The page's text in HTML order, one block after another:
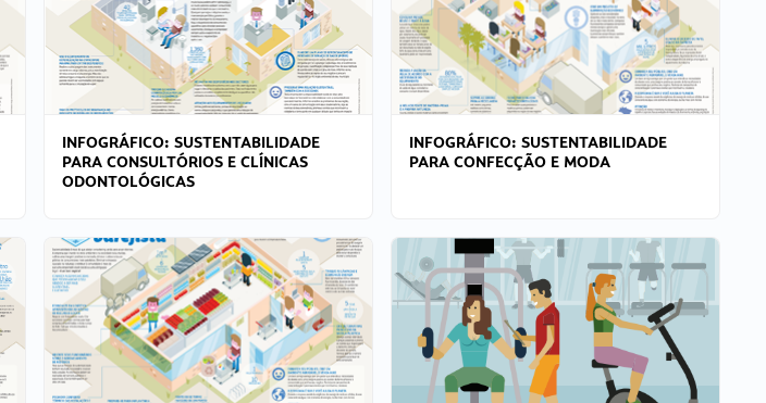
INFOGRÁFICO: SUSTENTABILIDADE
PARA CONSULTÓRIOS E CLÍNICAS
ODONTOLÓGICAS
INFOGRÁFICO: SUSTENTABILIDADE
PARA CONFECÇÃO E MODA